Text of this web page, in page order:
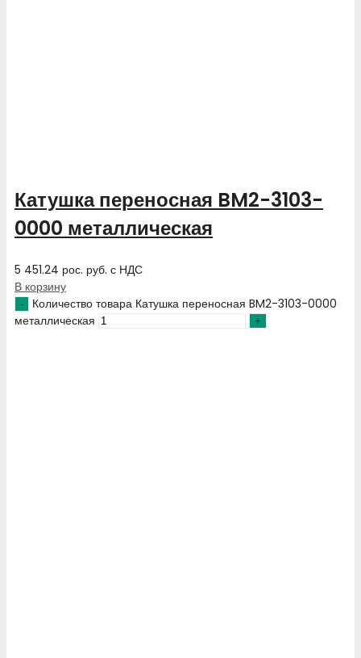
Катушка переносная BM2-3103-
0000 металлическая
5 451.24 рос. руб. с НДС
В корзину
Количество товара Катушка переносная BM2-3103-0000
металлическая